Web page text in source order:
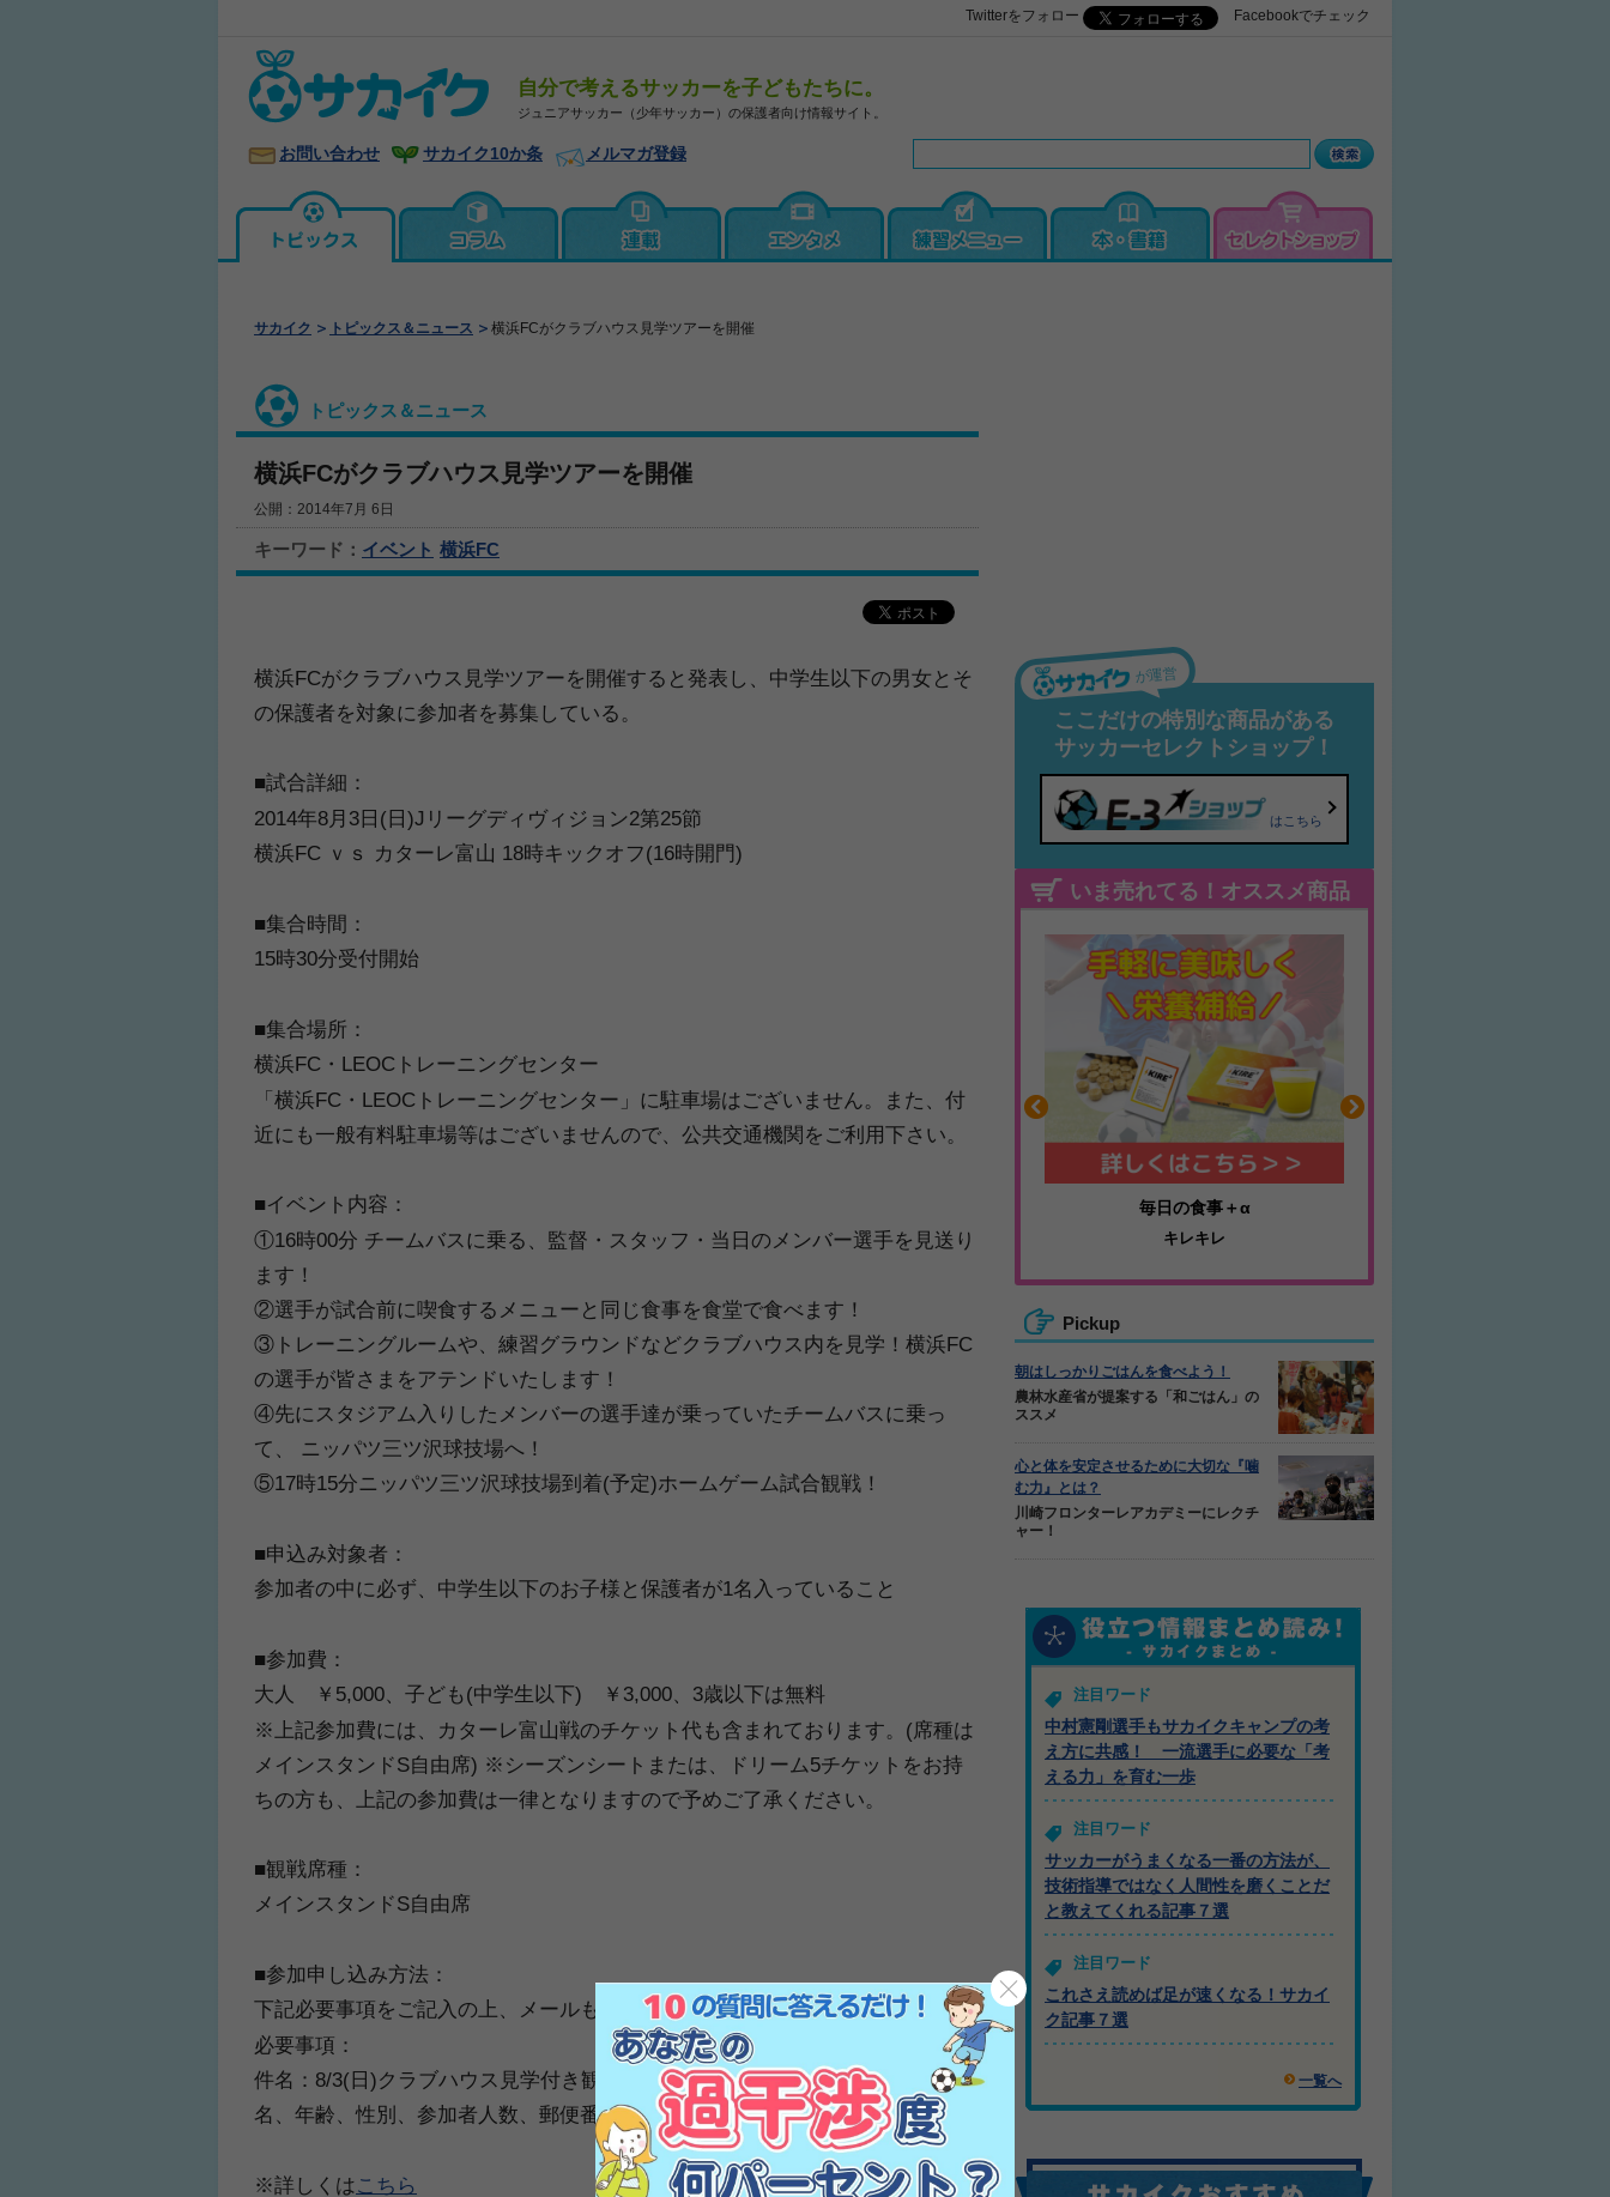
Twitterをフォロー Facebookでチェック
自分で考えるサッカーを子どもたちに。
ジュニアサッカー（少年サッカー）の保護者向け情報サイト。
お問い合わせ サカイク10か条 メルマガ登録
サカイク トピックス＆ニュース 横浜FCがクラブハウス見学ツアーを開催
トピックス＆ニュース
横浜FCがクラブハウス見学ツアーを開催
公開：2014年7月 6日
キーワード： イベント 横浜FC
横浜FCがクラブハウス見学ツアーを開催すると発表し、中学生以下の男女とそ
の保護者を対象に参加者を募集している。
■試合詳細：
2014年8月3日(日)Jリーグディヴィジョン2第25節
横浜FC ｖｓ カターレ富山 18時キックオフ(16時開門)
■集合時間：
15時30分受付開始
■集合場所：
横浜FC・LEOCトレーニングセンター
「横浜FC・LEOCトレーニングセンター」に駐車場はございません。また、付
近にも一般有料駐車場等はございませんので、公共交通機関をご利用下さい。
■イベント内容：
①16時00分 チームバスに乗る、監督・スタッフ・当日のメンバー選手を見送り
ます！
②選手が試合前に喫食するメニューと同じ食事を食堂で食べます！
③トレーニングルームや、練習グラウンドなどクラブハウス内を見学！横浜FC
の選手が皆さまをアテンドいたします！
④先にスタジアム入りしたメンバーの選手達が乗っていたチームバスに乗っ
て、 ニッパツ三ツ沢球技場へ！
⑤17時15分ニッパツ三ツ沢球技場到着(予定)ホームゲーム試合観戦！
■申込み対象者：
参加者の中に必ず、中学生以下のお子様と保護者が1名入っていること
■参加費：
大人 ￥5,000、子ども(中学生以下) ￥3,000、3歳以下は無料
※上記参加費には、カターレ富山戦のチケット代も含まれております。(席種は
メインスタンドS自由席) ※シーズンシートまたは、ドリーム5チケットをお持
ちの方も、上記の参加費は一律となりますので予めご了承ください。
■観戦席種：
メインスタンドS自由席
■参加申し込み方法：
下記必要事項をご記入の上、メールもしくはFAXにてお申込みください。
必要事項：
件名：8/3(日)クラブハウス見学付き観戦ツアー希望者 内容：参加者全員の氏
名、年齢、性別、参加者人数、郵便番号、住所、電話番号、FAX番号
※詳しくはこちら
が運営
ここだけの特別な商品がある
サッカーセレクトショップ！
はこちら
いま売れてる！オススメ商品
テクダマ サカイクサッカーノート
毎日の食事＋α
キレキレ
Pickup
朝はしっかりごはんを食べよう！
農林水産省が提案する「和ごはん」の
ススメ
心と体を安定させるために大切な『噛
む力』とは？
川崎フロンターレアカデミーにレクチ
ャー！
注目ワード
中村憲剛選手もサカイクキャンプの考
え方に共感！ 一流選手に必要な「考
える力」を育む一歩
注目ワード
サッカーがうまくなる一番の方法が、
技術指導ではなく人間性を磨くことだ
と教えてくれる記事７選
注目ワード
これさえ読めば足が速くなる！サカイ
ク記事７選
一覧へ